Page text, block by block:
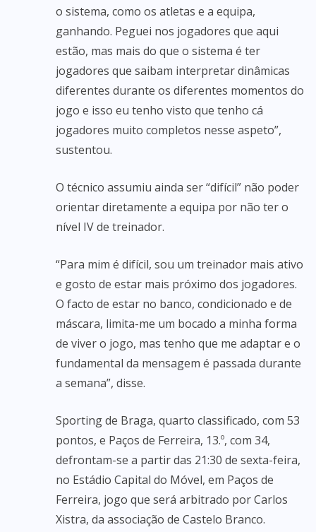
o sistema, como os atletas e a equipa,
ganhando. Peguei nos jogadores que aqui
estão, mas mais do que o sistema é ter
jogadores que saibam interpretar dinâmicas
diferentes durante os diferentes momentos do
jogo e isso eu tenho visto que tenho cá
jogadores muito completos nesse aspeto”,
sustentou.
O técnico assumiu ainda ser “difícil” não poder
orientar diretamente a equipa por não ter o
nível IV de treinador.
“Para mim é difícil, sou um treinador mais ativo
e gosto de estar mais próximo dos jogadores.
O facto de estar no banco, condicionado e de
máscara, limita-me um bocado a minha forma
de viver o jogo, mas tenho que me adaptar e o
fundamental da mensagem é passada durante
a semana”, disse.
Sporting de Braga, quarto classificado, com 53
pontos, e Paços de Ferreira, 13.º, com 34,
defrontam-se a partir das 21:30 de sexta-feira,
no Estádio Capital do Móvel, em Paços de
Ferreira, jogo que será arbitrado por Carlos
Xistra, da associação de Castelo Branco.